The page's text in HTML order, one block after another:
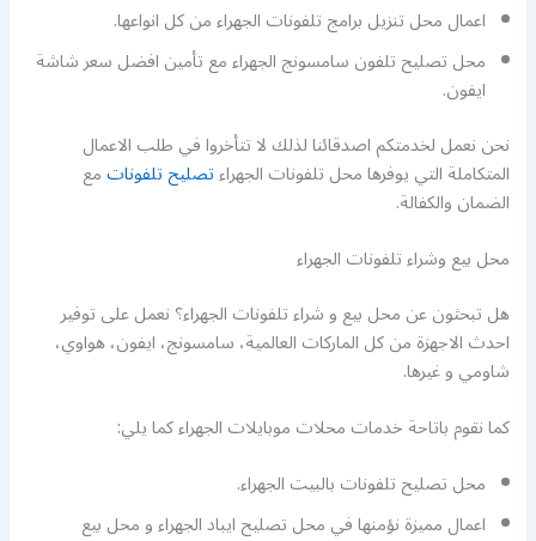
اعمال محل تنزيل برامج تلفونات الجهراء من كل انواعها.
محل تصليح تلفون سامسونج الجهراء مع تأمين افضل سعر شاشة
ايفون.
نحن نعمل لخدمتكم اصدقائنا لذلك لا تتأخروا في طلب الاعمال
المتكاملة التي يوفرها محل تلفونات الجهراءتصليح تلفوناتمع
الضمان والكفالة.
محل بيع وشراء تلفونات الجهراء
هل تبحثون عن محل بيع و شراء تلفونات الجهراء؟ نعمل على توفير
احدث الاجهزة من كل الماركات العالمية، سامسونج، ايفون، هواوي،
شاومي و غيرها.
كما نقوم باتاحة خدمات محلات موبايلات الجهراء كما يلي:
محل تصليح تلفونات بالبيت الجهراء.
اعمال مميزة نؤمنها في محل تصليح ايباد الجهراء و محل بيع